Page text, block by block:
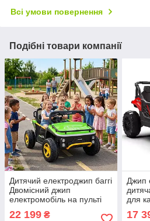
Всі умови повернення
Подібні товари компанії
Дитячий електроджип баггі
Двомісний джип
електромобіль на пульті
зелений 2*65W світло звук
у наборі подарунок
22 199 ₴
Джип
для
17